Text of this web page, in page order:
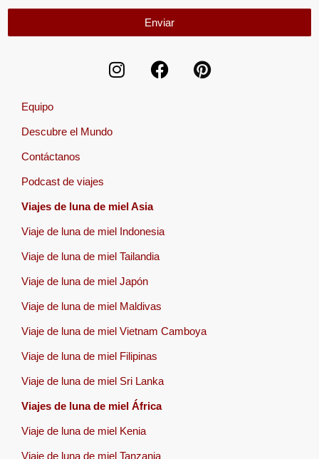
Enviar
Equipo
Descubre el Mundo
Contáctanos
Podcast de viajes
Viajes de luna de miel Asia
Viaje de luna de miel Indonesia
Viaje de luna de miel Tailandia
Viaje de luna de miel Japón
Viaje de luna de miel Maldivas
Viaje de luna de miel Vietnam Camboya
Viaje de luna de miel Filipinas
Viaje de luna de miel Sri Lanka
Viajes de luna de miel África
Viaje de luna de miel Kenia
Viaje de luna de miel Tanzania